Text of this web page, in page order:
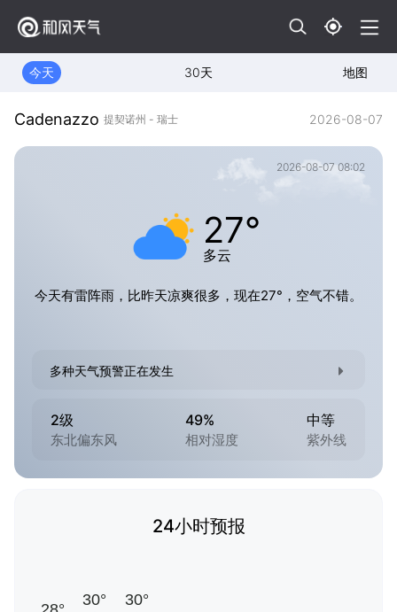
今天 30天 地图
Cadenazzo 提契诺州 - 瑞士 2026-08-07
2026-08-07 08:02
27°
多云
今天有雷阵雨，比昨天凉爽很多，现在27°，空气不错。
多种天气预警正在发生
2级
东北偏东风
49%
相对湿度
中等
紫外线
24小时预报